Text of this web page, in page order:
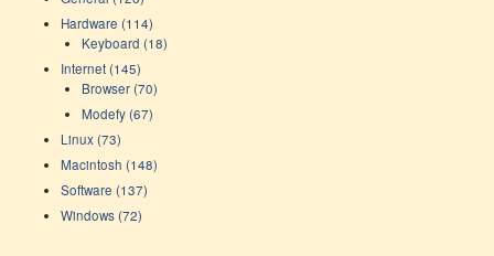
Hardware (114)
Keyboard (18)
Internet (145)
Browser (70)
Modefy (67)
Linux (73)
Macintosh (148)
Software (137)
Windows (72)